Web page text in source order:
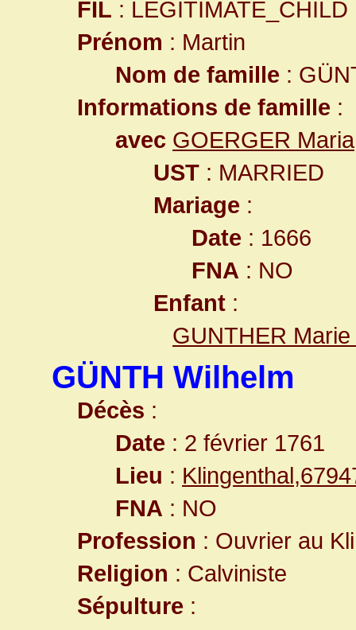
FIL : LEGITIMATE_CHILD
Prénom : Martin
Nom de famille :
Informations de famille :
avec GOERGER Maria
UST : MARRIED
Mariage :
Date : 1666
FNA : NO
Enfant :
GUNTHER
GÜNTH Wilhelm
Décès :
Date : 2 février 1761
Lieu :
FNA : NO
Profession : Ouvrier au
Religion : Calviniste
Sépulture :